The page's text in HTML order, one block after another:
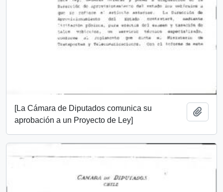
[La Cámara de Diputados comunica su
aprobación a un Proyecto de Ley]